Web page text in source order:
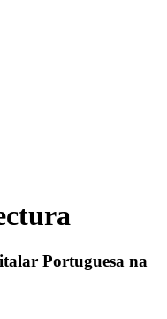
Portuguesa na